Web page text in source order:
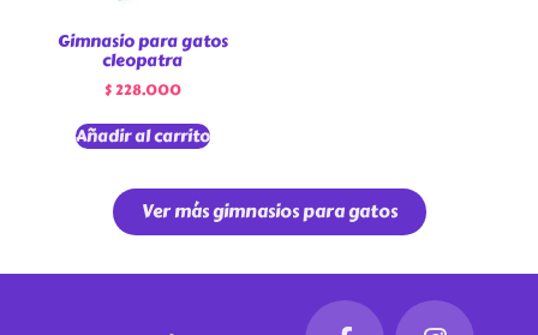
Gimnasio para gatos
cleopatra
$228.000
Añadir al carrito
Ver más gimnasios para gatos